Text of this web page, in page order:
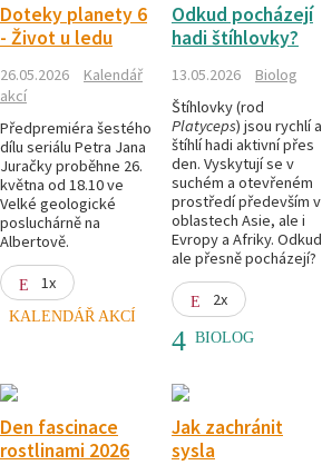
Doteky planety 6
- Život u ledu
26.05.2026
Kalendář
akcí
Předpremiéra šestého
dílu seriálu Petra Jana
Juračky proběhne 26.
května od 18.10 ve
Velké geologické
posluchárně na
Albertově.
1x
KALENDÁŘ AKCÍ
Odkud pocházejí
hadi štíhlovky?
13.05.2026
Biolog
Štíhlovky (rod
Platyceps) jsou rychlí a
štíhlí hadi aktivní přes
den. Vyskytují se v
suchém a otevřeném
prostředí především v
oblastech Asie, ale i
Evropy a Afriky. Odkud
ale přesně pocházejí?
2x
BIOLOG
Den fascinace
rostlinami 2026
Jak zachránit
sysla